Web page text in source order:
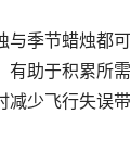
与季节蜡烛都
有助于积累所
少飞行失误带